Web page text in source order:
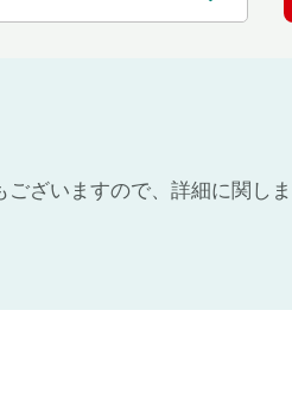
ざいますので、詳細に関し